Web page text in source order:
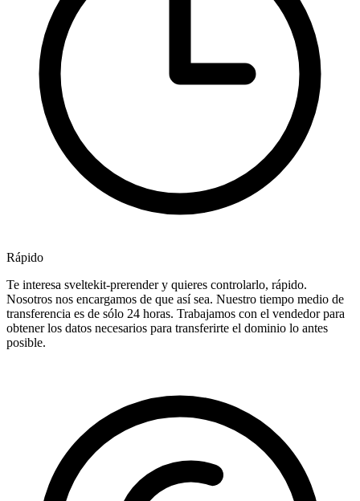
Rápido
Te interesa sveltekit-prerender y quieres controlarlo, rápido.
Nosotros nos encargamos de que así sea. Nuestro tiempo medio de
transferencia es de sólo 24 horas. Trabajamos con el vendedor para
obtener los datos necesarios para transferirte el dominio lo antes
posible.